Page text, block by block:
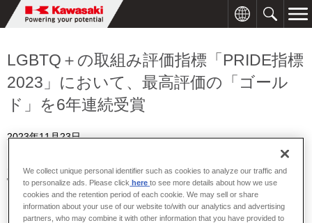
LGBTQ＋の取組み評価指標「PRIDE指標
2023」において、最高評価の「ゴール
ド」を6年連続受賞
2023年11月23日
with Pride
が認定する、LGBTQ+などのセクシュアル・マイノリテ
ィ（以下、LGBTQ+）への取組み評価指標「PRIDE指標2023」にお
いて、6年連続「ゴールド」を受賞しました。
We collect unique personal identifier such as cookies to analyze our traffic and
to personalize ads. Please click hereto see more details about how we use
cookies and the retention period of each cookie. We may sell or share
information about your use of our website to/with our analytics and advertising
partners, who may combine it with other information that you have provided to